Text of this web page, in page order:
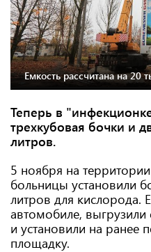
Емкость рассчитана на 20
Теперь в
трехкубовая бочки и
литров.
5 ноября на
больницы установили
литров для кислорода.
автомобиле,
и установили на ранее
площадку.